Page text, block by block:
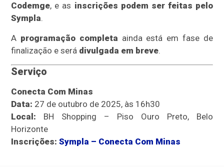
Codemge, e as inscrições podem ser feitas pelo
Sympla.
A programação completa ainda está em fase de
finalização e será divulgada em breve.
Serviço
Conecta Com Minas
Data: 27 de outubro de 2025, às 16h30
Local: BH Shopping – Piso Ouro Preto, Belo
Horizonte
Inscrições: Sympla – Conecta Com Minas